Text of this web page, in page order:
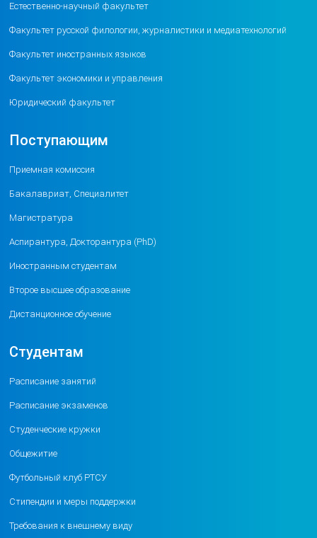
Естественно-научный факультет
Факультет русской филологии, журналистики и медиатехнологий
Факультет иностранных языков
Факультет экономики и управления
Юридический факультет
Поступающим
Приемная комиссия
Бакалавриат, Специалитет
Магистратура
Аспирантура, Докторантура (PhD)
Иностранным студентам
Второе высшее образование
Дистанционное обучение
Студентам
Расписание занятий
Расписание экзаменов
Студенческие кружки
Общежитие
Футбольный клуб РТСУ
Стипендии и меры поддержки
Требования к внешнему виду